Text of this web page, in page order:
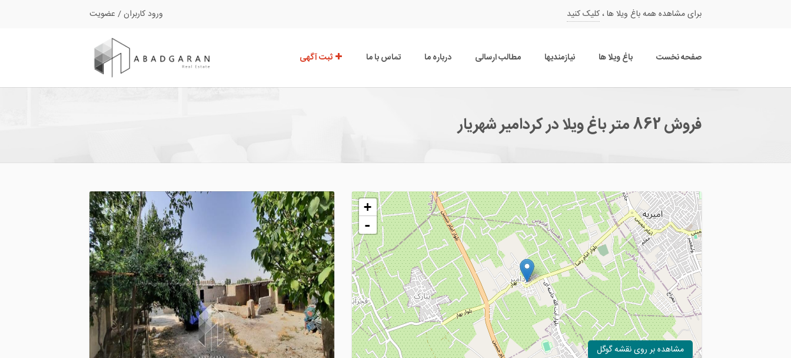
برای مشاهده همه باغ ویلا ها ،کلیک کنید ورود کاربران/ عضویت
صفحه نخست باغ ویلا ها نیازمندیها مطالب ارسالی درباره ما تماس با ما ثبت آگهی
فروش 862 متر باغ ویلا در کردامیر شهریار
+
-
مشاهده بر روی نقشه گوگل